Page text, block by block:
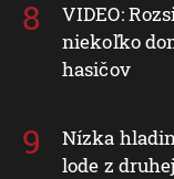
VIDEO:
niekoľko
hasičov
Nízka
lode z